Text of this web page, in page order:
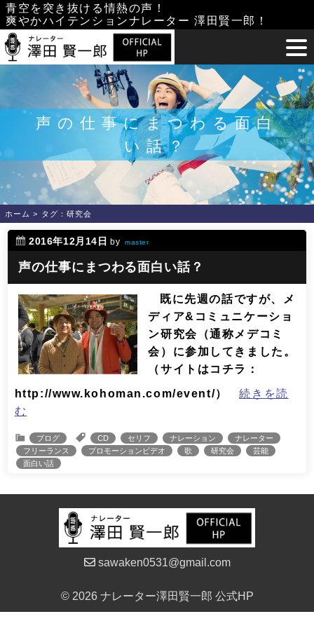
Skip
to
content
青空を突き抜ける情熱の声！
爽やかハイテンションナレーター 澤田賢一郎！
声の仕事にまつわる面白
い話？
ホーム > タグ：研究会
2016年12月14日 by master
声の仕事にまつわる面白い話？
既に先週の話ですが、メ
ディア&コミュニケーショ
ン研究会（通称メデコミ
会）に参加してきました。
（サイトはコチラ：
http://www.kohoman.com/event/）続きを読
む
ブログ CD セリフ ナレーション
ナレーター
フリーランス
プロモーションビデオ 歌 研究会
芸能
面白い話
sawaken0531@gmail.com
© 2026 ナレーター澤田賢一郎 公式HP